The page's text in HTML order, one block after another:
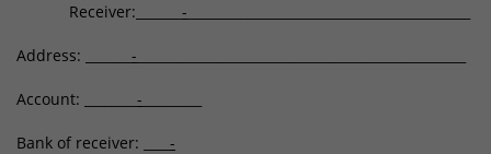
Receiver:_______ -
Address: _______ -
Account: ________ -
Bank of receiver: ____ -